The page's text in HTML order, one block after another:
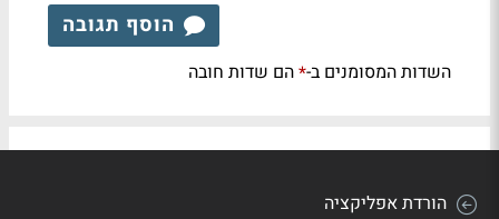
הוסף תגובה
השדות המסומנים ב-*הם שדות חובה
הורדת אפליקציה